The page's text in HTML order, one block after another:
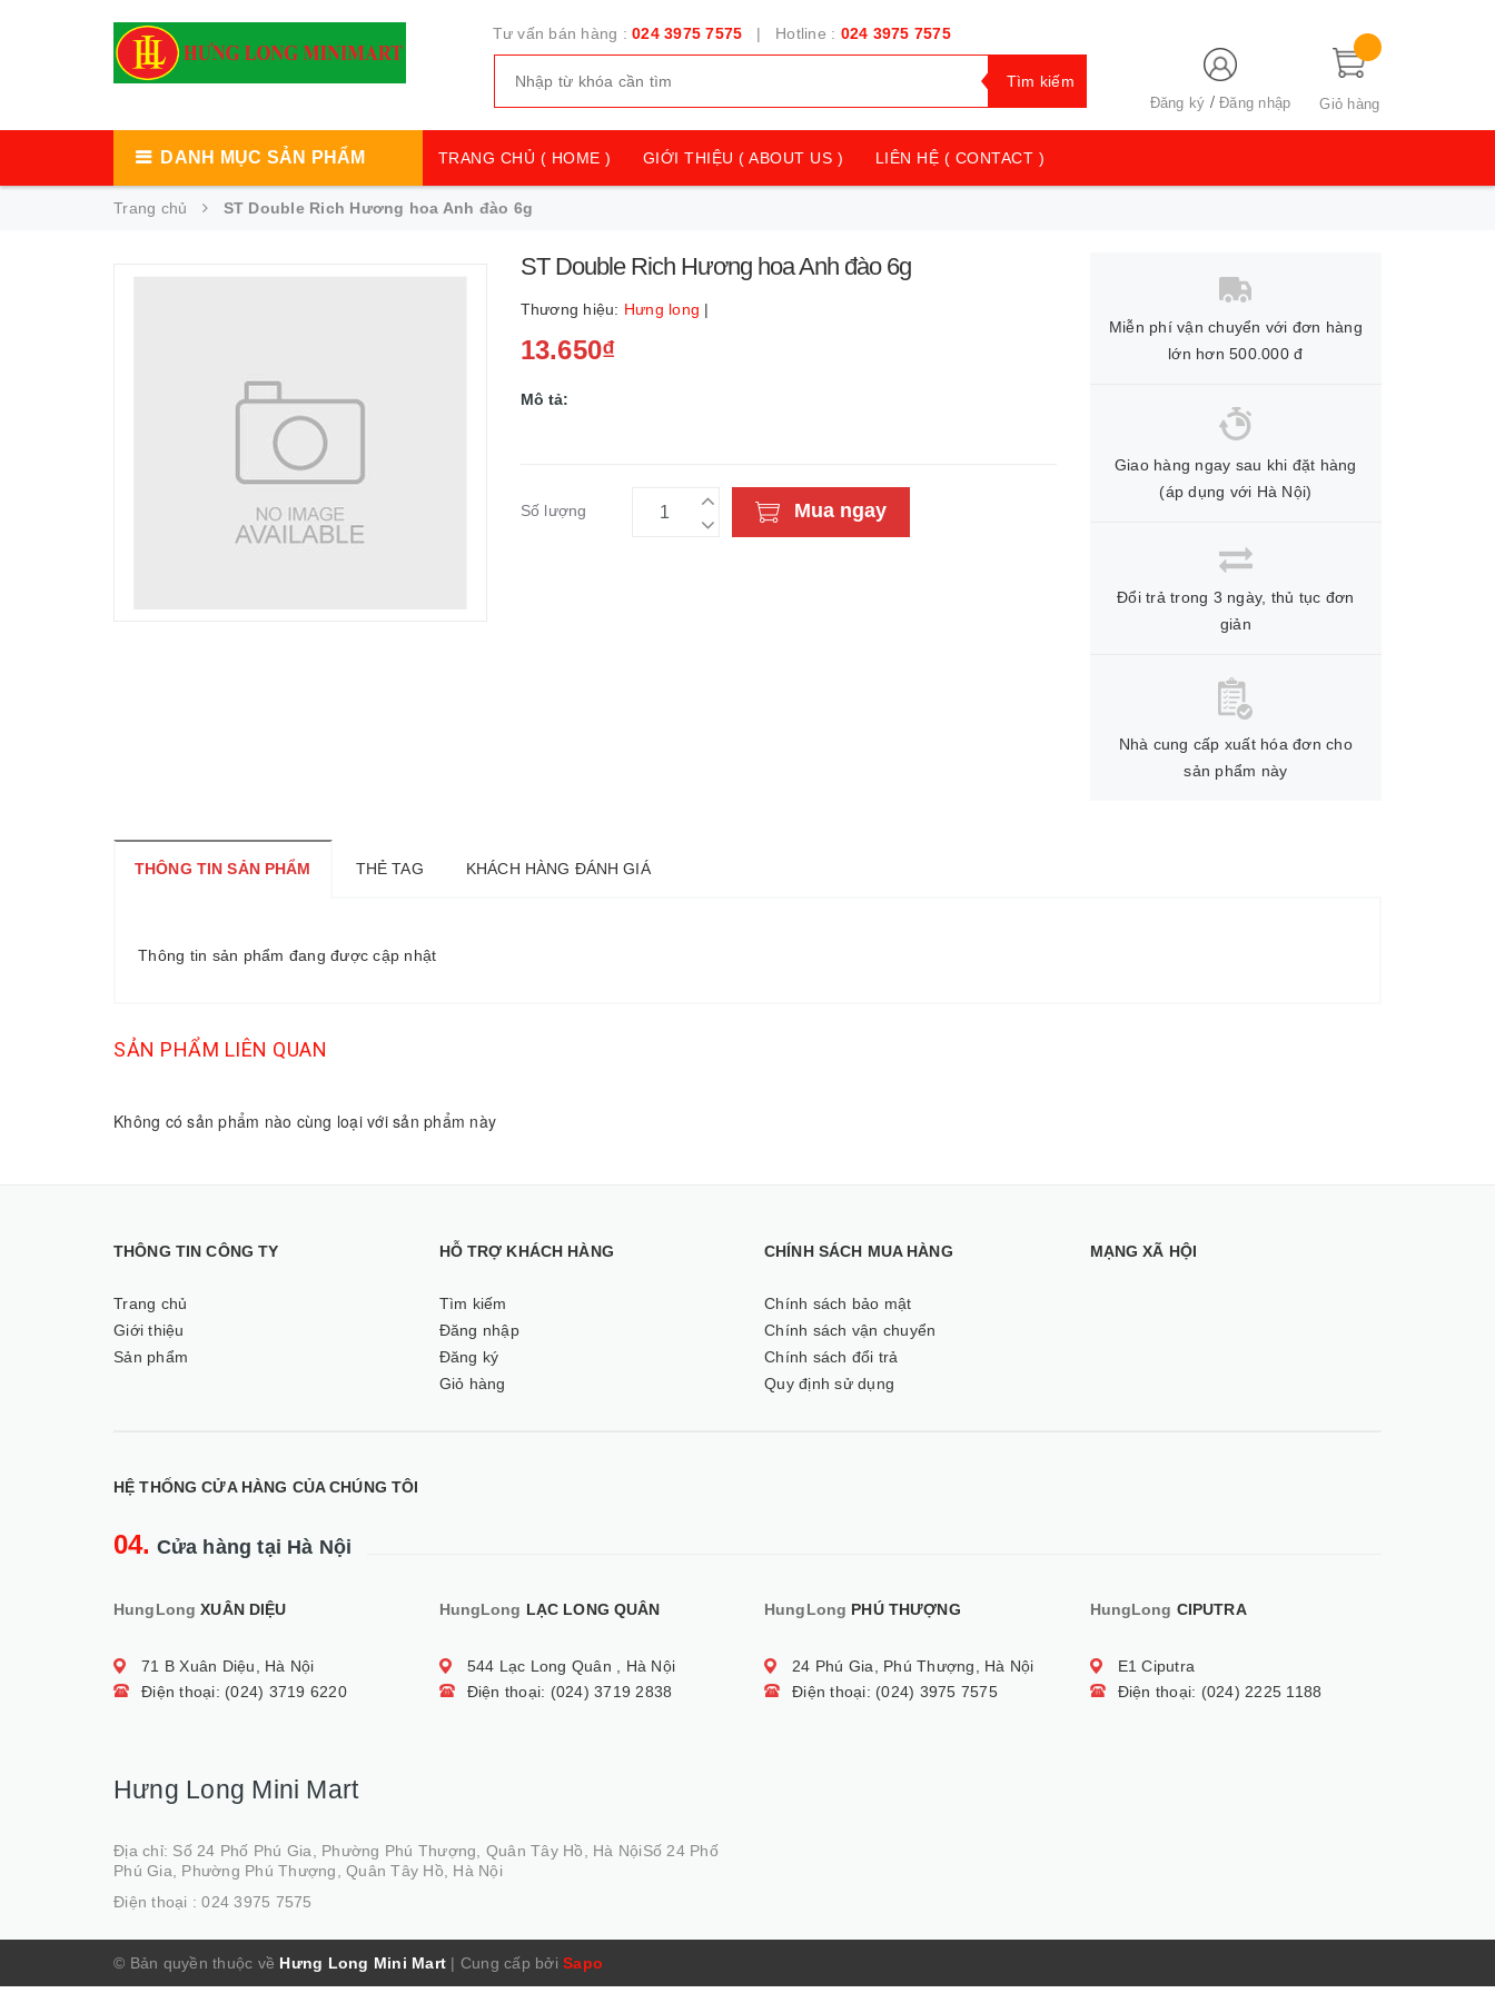
Tư vấn bán hàng : 024 3975 7575 | Hotline : 024 3975 7575
Tìm kiếm
Đăng ký /Đăng nhập Giỏ hàng
DANH MỤC SẢN PHẨM TRANG CHỦ ( HOME ) GIỚI THIỆU ( ABOUT US ) LIÊN HỆ ( CONTACT )
Trang chủ ST Double Rich Hương hoa Anh đào 6g
ST Double Rich Hương hoa Anh đào 6g
Thương hiệu: Hưng long |
13.650₫
Mô tả:
Số lượng Mua ngay
Miễn phí vận chuyển với đơn hàng
lớn hơn 500.000 đ
Giao hàng ngay sau khi đặt hàng
(áp dụng với Hà Nội)
Đổi trả trong 3 ngày, thủ tục đơn
giản
Nhà cung cấp xuất hóa đơn cho
sản phẩm này
THÔNG TIN SẢN PHẨM THẺ TAG KHÁCH HÀNG ĐÁNH GIÁ
Thông tin sản phẩm đang được cập nhật
SẢN PHẨM LIÊN QUAN
Không có sản phẩm nào cùng loại với sản phẩm này
THÔNG TIN CÔNG TY
Trang chủ
Giới thiệu
Sản phẩm
HỖ TRỢ KHÁCH HÀNG
Tìm kiếm
Đăng nhập
Đăng ký
Giỏ hàng
CHÍNH SÁCH MUA HÀNG
Chính sách bảo mật
Chính sách vận chuyển
Chính sách đổi trả
Quy định sử dụng
MẠNG XÃ HỘI
HỆ THỐNG CỬA HÀNG CỦA CHÚNG TÔI
04. Cửa hàng tại Hà Nội
HungLong XUÂN DIỆU
71 B Xuân Diệu, Hà Nội
Điện thoại: (024) 3719 6220
HungLong LẠC LONG QUÂN
544 Lạc Long Quân , Hà Nội
Điện thoại: (024) 3719 2838
HungLong PHÚ THƯỢNG
24 Phú Gia, Phú Thượng, Hà Nội
Điện thoại: (024) 3975 7575
HungLong CIPUTRA
E1 Ciputra
Điện thoại: (024) 2225 1188
Hưng Long Mini Mart
Địa chỉ: Số 24 Phố Phú Gia, Phường Phú Thượng, Quân Tây Hồ, Hà NộiSố 24 Phố
Phú Gia, Phường Phú Thượng, Quân Tây Hồ, Hà Nội
Điện thoại :024 3975 7575
© Bản quyền thuộc về Hưng Long Mini Mart | Cung cấp bởi Sapo